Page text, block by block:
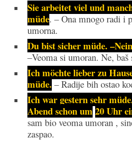
Sie arbeitet viel und
müde. – Ona mnogo radi i
umorna.
Du bist sicher müde.
–Veoma si umoran. Ne, baš
Ich möchte lieber zu
müde. – Radije bih ostao
Ich war gestern sehr
Abend schon um 20 Uhr
sam bio veoma umoran ,
zaspao.